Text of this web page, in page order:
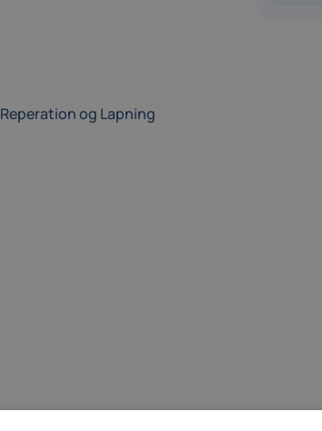
Reperation og Lapning